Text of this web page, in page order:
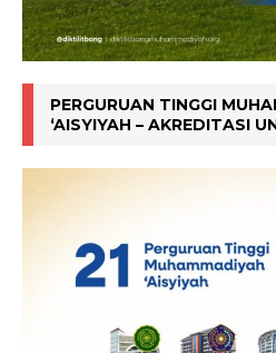
PERGURUAN TINGGI
‘AISYIYAH – AKREDITASI